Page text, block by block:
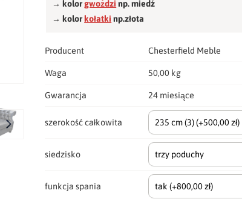
→ kolorgwożdzi np. miedź
→ kolorkołatki np.złota
Producent Chesterfield Meble
Waga 50,00 kg
Gwarancja 24 miesiące
szerokość całkowita 235 cm(3)(+500,00 zł)
siedzisko trzy poduchy
funkcja spania tak(+800,00 zł)